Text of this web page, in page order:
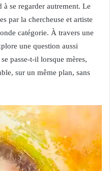
à se regarder autrement. Le
par la chercheuse et artiste
catégorie. À travers une
une question aussi
passe-t-il lorsque mères,
sur un même plan, sans